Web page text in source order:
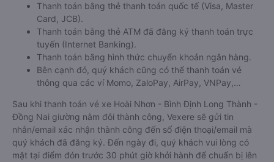
Thanh toán bằng thẻ thanh toán quốc tế (Visa, Master
Card, JCB).
Thanh toán bằng thẻ ATM đã đăng ký thanh toán trực
tuyến (Internet Banking).
Thanh toán bằng hình thức chuyển khoản ngân hàng.
Bên cạnh đó, quý khách cũng có thể thanh toán vé
thông qua các ví Momo, ZaloPay, AirPay, VNPay,…
Sau khi thanh toán vé xe Hoài Nhơn - Bình Định Long Thành -
Đồng Nai giường nằm đôi thành công, Vexere sẽ gửi tin
nhắn/email xác nhận thành công đến số điện thoại/email mà
quý khách đã đăng ký. Đến ngày đi, quý khách vui lòng có
mặt tại điểm đón trước 30 phút giờ khởi hành để chuẩn bị lên